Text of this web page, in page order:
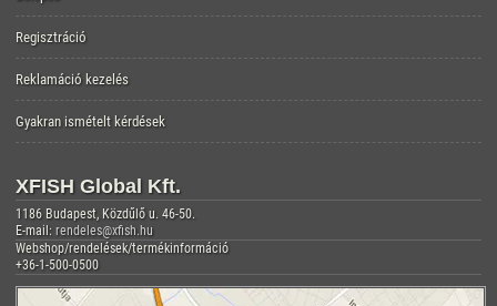
Regisztráció
Reklamáció kezelés
Gyakran ismételt kérdések
XFISH Global Kft.
1186 Budapest, Közdűlő u. 46-50.
E-mail: rendeles@xfish.hu
Webshop/rendelések/termékinformáció
+36-1-500-0500